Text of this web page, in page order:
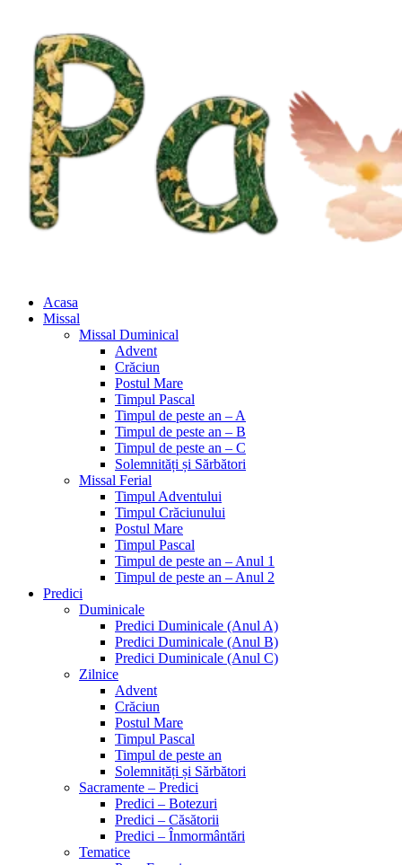
Acasa
Missal
Missal Duminical
Advent
Crăciun
Postul Mare
Timpul Pascal
Timpul de peste an – A
Timpul de peste an – B
Timpul de peste an – C
Solemnități și Sărbători
Missal Ferial
Timpul Adventului
Timpul Crăciunului
Postul Mare
Timpul Pascal
Timpul de peste an – Anul 1
Timpul de peste an – Anul 2
Predici
Duminicale
Predici Duminicale (Anul A)
Predici Duminicale (Anul B)
Predici Duminicale (Anul C)
Zilnice
Advent
Crăciun
Postul Mare
Timpul Pascal
Timpul de peste an
Solemnități și Sărbători
Sacramente – Predici
Predici – Botezuri
Predici – Căsătorii
Predici – Înmormântări
Tematice